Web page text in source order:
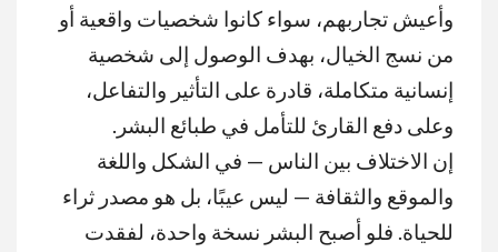
وأعيش تجاربهم، سواء كانوا شخصيات واقعية أو
من نسج الخيال، بهدف الوصول إلى شخصية
إنسانية متكاملة، قادرة على التأثير والتفاعل،
وعلى دفع القارئ للتأمل في طبائع البشر
إن الاختلاف بين الناس — في الشكل واللغة
والموقع والثقافة — ليس عيبًا، بل هو مصدر ثراء
للحياة. فلو أصبح البشر نسخة واحدة، لفقدت